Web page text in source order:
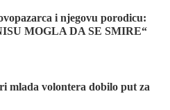
i njegovu porodicu:
MOGLA DA SE SMIRE“
mlada volontera dobilo put za